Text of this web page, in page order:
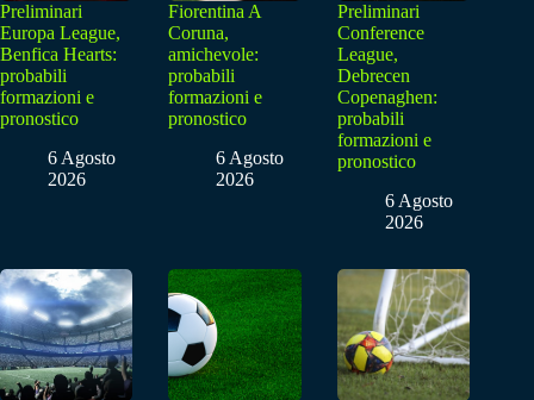
Preliminari
Europa League,
Benfica Hearts:
probabili
formazioni e
pronostico
6 Agosto
2026
Fiorentina A
Coruna,
amichevole:
probabili
formazioni e
pronostico
6 Agosto
2026
Preliminari
Conference
League,
Debrecen
Copenaghen:
probabili
formazioni e
pronostico
6 Agosto
2026